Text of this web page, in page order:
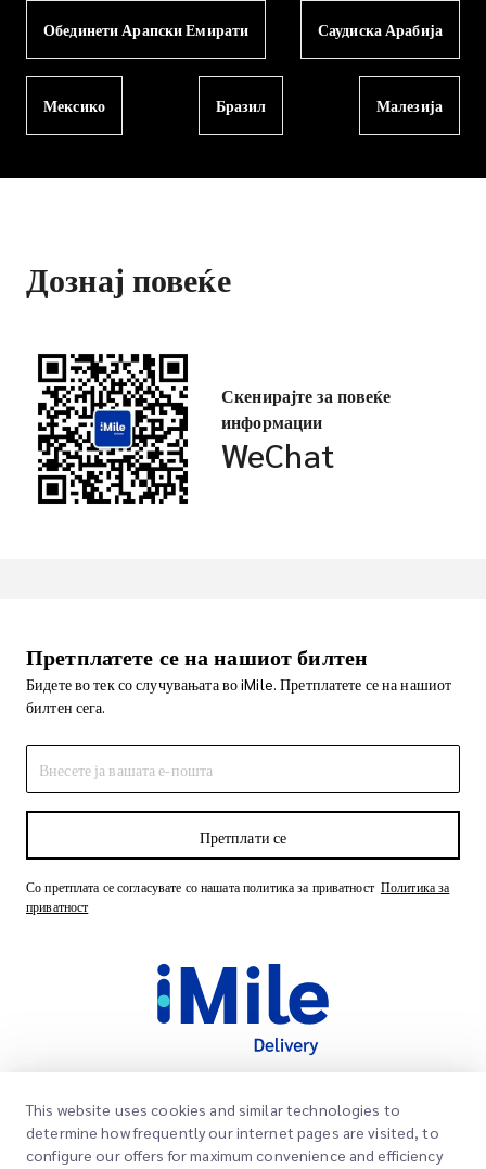
Обединети Арапски Емирати Саудиска Арабија
Мексико Бразил Малезија
Дознај повеќе
Скенирајте за повеќе
информации
WeChat
Претплатете се на нашиот билтен
Бидете во тек со случувањата во iMile. Претплатете се на нашиот
билтен сега.
Претплати се
Со претплата се согласувате со нашата политика за приватност Политика за
приватност
Брзи линкови
Корпоративно
This website uses cookies and similar technologies to
determine how frequently our internet pages are visited, to
configure our offers for maximum convenience and efficiency